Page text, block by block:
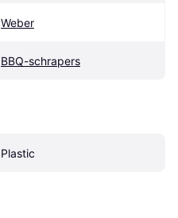
Weber
BBQ-schrapers
Plastic